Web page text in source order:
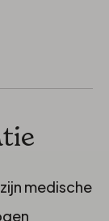
medische